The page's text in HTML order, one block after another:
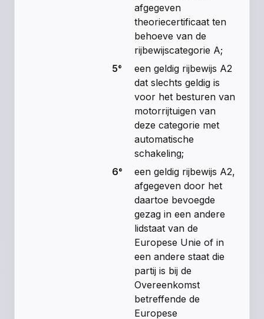
afgegeven
theoriecertificaat ten
behoeve van de
rijbewijscategorie A;
5°
een geldig rijbewijs A2
dat slechts geldig is
voor het besturen van
motorrijtuigen van
deze categorie met
automatische
schakeling;
6°
een geldig rijbewijs A2,
afgegeven door het
daartoe bevoegde
gezag in een andere
lidstaat van de
Europese Unie of in
een andere staat die
partij is bij de
Overeenkomst
betreffende de
Europese